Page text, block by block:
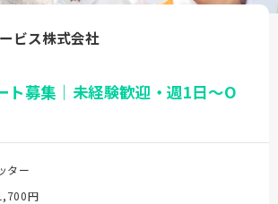
ビス株式会社
ト募集｜未経験歓迎・週1日～O
ター
円